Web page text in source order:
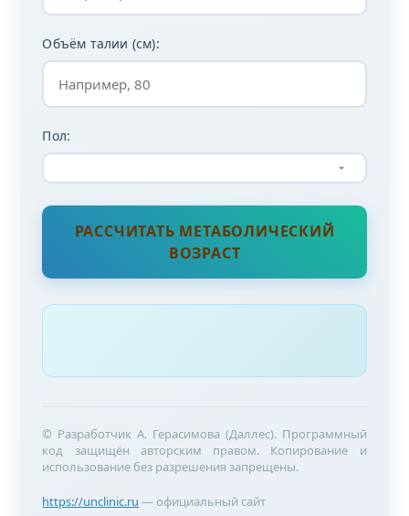
Объём талии (см):
Пол:
РАССЧИТАТЬ МЕТАБОЛИЧЕСКИЙ
ВОЗРАСТ
© Разработчик А. Герасимова (Даллес). Программный
код защищён авторским правом. Копирование и
использование без разрешения запрещены.
https://unclinic.ru — официальный сайт